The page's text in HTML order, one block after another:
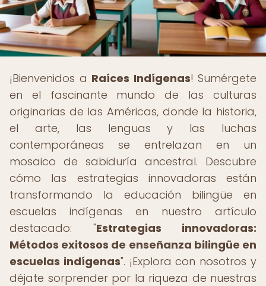
¡Bienvenidos a Raíces Indígenas! Sumérgete
en el fascinante mundo de las culturas
originarias de las Américas, donde la historia,
el arte, las lenguas y las luchas
contemporáneas se entrelazan en un
mosaico de sabiduría ancestral. Descubre
cómo las estrategias innovadoras están
transformando la educación bilingüe en
escuelas indígenas en nuestro artículo
destacado: "Estrategias innovadoras:
Métodos exitosos de enseñanza bilingüe en
escuelas indígenas". ¡Explora con nosotros y
déjate sorprender por la riqueza de nuestras